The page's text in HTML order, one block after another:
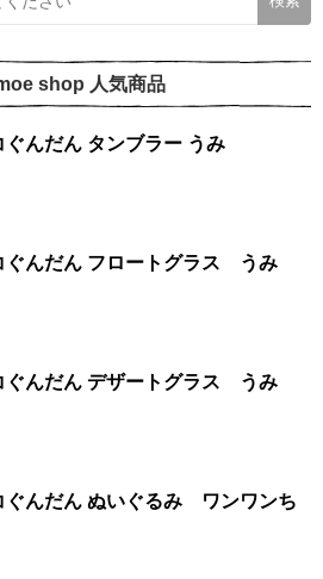
shop 人気商品
ノラネコぐんだん タンブラー うみ
ノラネコぐんだん フロートグラス うみ
ノラネコぐんだん デザートグラス うみ
ぐんだん ぬいぐるみ ワンワンち